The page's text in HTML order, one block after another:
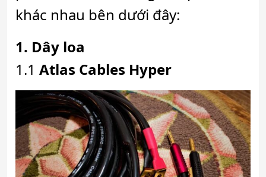
khác nhau bên dưới đây:
1. Dây loa
1.1 Atlas Cables Hyper